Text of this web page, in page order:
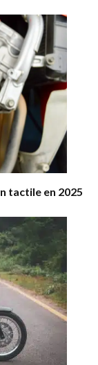
tactile en 2025